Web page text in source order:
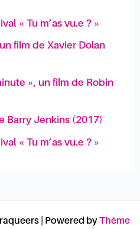
« Tu m’as vu.e ? »
film de Xavier Dolan
», un film de Robin
Barry Jenkins (2017)
« Tu m’as vu.e ? »
| Powered byThème